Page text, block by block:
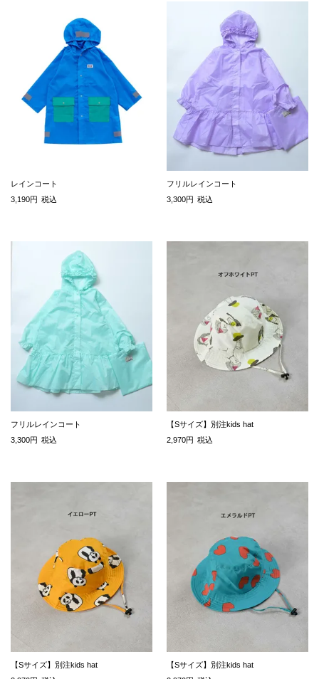
レインコート
3,190
税込
フリルレインコート
3,300
税込
フリルレインコート
3,300
税込
【Sサイズ】別注kids hat
2,970
税込
【Sサイズ】別注kids hat
【Sサイズ】別注kids hat